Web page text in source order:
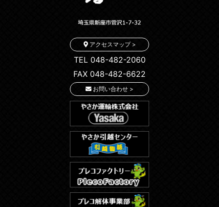
アクセスマップ >
TEL 048-482-2060
FAX 048-482-6622
お問い合わせ >